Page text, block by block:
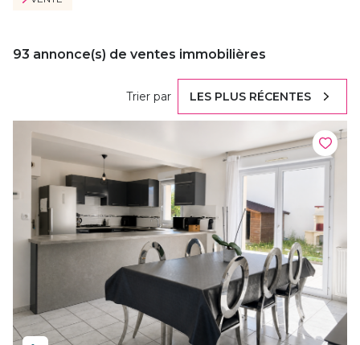
93 annonce(s) de ventes immobilières
Trier par LES PLUS RÉCENTES